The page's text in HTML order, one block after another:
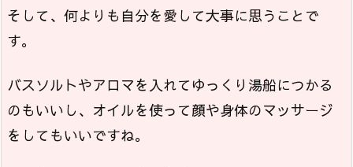
そして、何よりも自分を愛して大事に思うことで
す。
バスソルトやアロマを入れてゆっくり湯船につかる
のもいいし、オイルを使って顔や身体のマッサージ
をしてもいいですね。